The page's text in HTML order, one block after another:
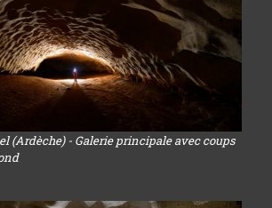
(Ardèche) - Galerie principale avec coups